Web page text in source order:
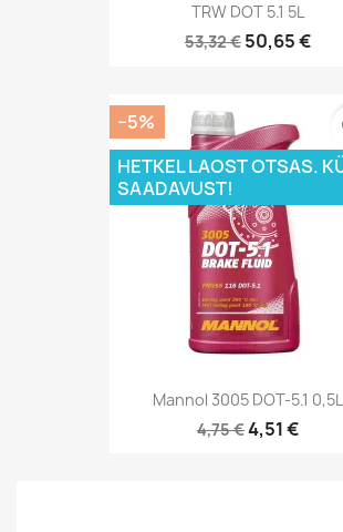
TRW DOT 5.1 5L
53,32 € 50,65 €
Mannol 3005 DOT-5.1 0,5L
4,75 €4,51 €
−5%
HETKEL LAOST OTSAS.
SAADAVUST!